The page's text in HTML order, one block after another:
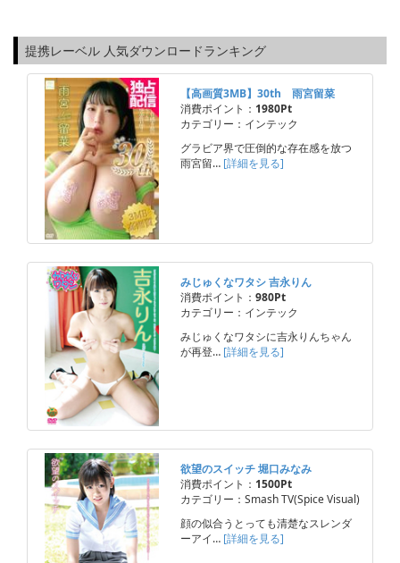
提携レーベル 人気ダウンロードランキング
【高画質3MB】30th 雨宮留菜
消費ポイント： 1980Pt
カテゴリー：インテック
グラビア界で圧倒的な存在感を放つ
雨宮留… [詳細を見る]
みじゅくなワタシ 吉永りん
消費ポイント： 980Pt
カテゴリー：インテック
みじゅくなワタシに吉永りんちゃん
が再登… [詳細を見る]
欲望のスイッチ 堀口みなみ
消費ポイント： 1500Pt
カテゴリー：Smash TV(Spice Visual)
顔の似合うとっても清楚なスレンダ
ーアイ… [詳細を見る]